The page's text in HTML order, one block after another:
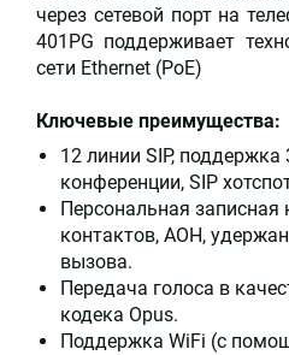
через сетевой порт на
401PG поддерживает
сети Ethernet (PoE)
Ключевые преимущества:
12 линии SIP, поддержка
конференции, SIP
Персональная записная
контактов, АОН,
вызова.
Передача голоса в
кодека Opus.
Поддержка WiFi (с